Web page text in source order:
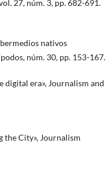
27, núm. 3, pp. 682-691.
nativos
núm. 30, pp. 153-167.
digital era», Journalism and
the City», Journalism